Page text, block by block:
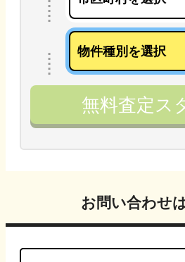
無料査定ス
お問い合わせ